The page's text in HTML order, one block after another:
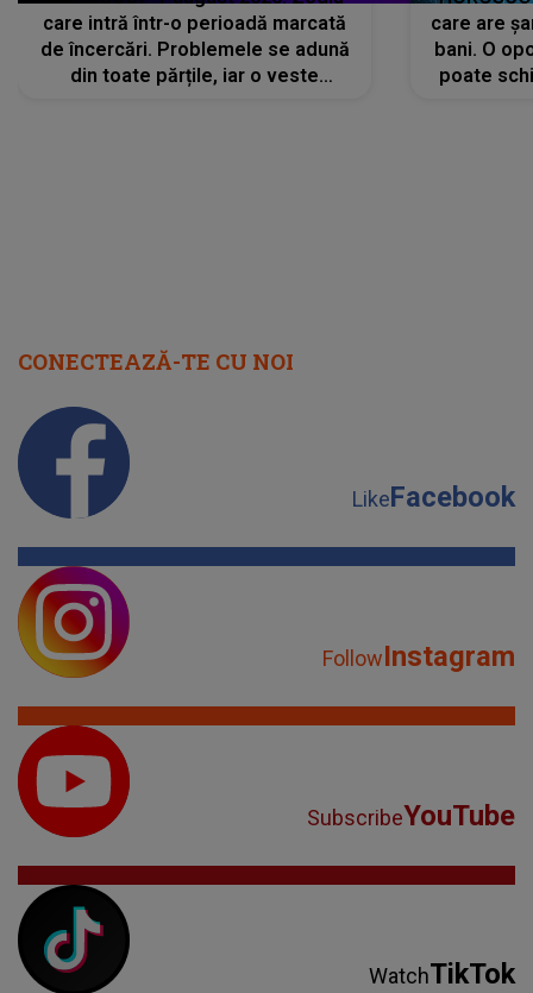
care intră într-o perioadă marcată
de încercări. Problemele se adună
din toate părțile, iar o veste
care are
bani. O
poate
CONECTEAZĂ-TE CU NOI
LikeFacebook
FollowInstagram
SubscribeYouTube
WatchTikTok